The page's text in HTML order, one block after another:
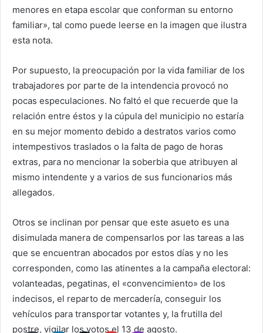
menores en etapa escolar que conforman su entorno
familiar», tal como puede leerse en la imagen que ilustra
esta nota.
Por supuesto, la preocupación por la vida familiar de los
trabajadores por parte de la intendencia provocó no
pocas especulaciones. No faltó el que recuerde que la
relación entre éstos y la cúpula del municipio no estaría
en su mejor momento debido a destratos varios como
intempestivos traslados o la falta de pago de horas
extras, para no mencionar la soberbia que atribuyen al
mismo intendente y a varios de sus funcionarios más
allegados.
Otros se inclinan por pensar que este asueto es una
disimulada manera de compensarlos por las tareas a las
que se encuentran abocados por estos días y no les
corresponden, como las atinentes a la campaña electoral:
volanteadas, pegatinas, el «convencimiento» de los
indecisos, el reparto de mercadería, conseguir los
vehículos para transportar votantes y, la frutilla del
postre, vigilar los votos el 13 de agosto.